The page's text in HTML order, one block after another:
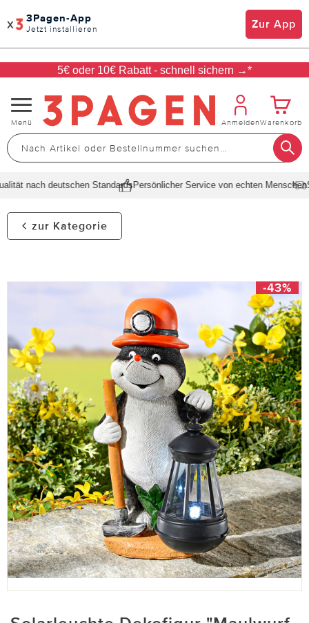
x 3Pagen-App
Jetzt installieren Zur App
5€ oder 10€ Rabatt - schnell sichern →*
Navigation
umschalten
Menü AnmeldenWarenkorb
nach deutschen StandardsPersönlicher Service von echten Menschen
zur Kategorie
-43%